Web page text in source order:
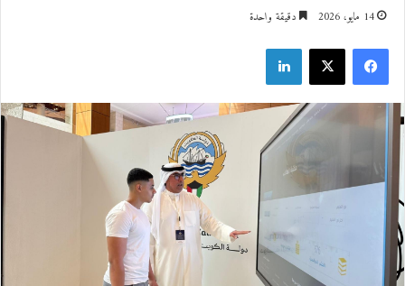
14 مايو، 2026 دقيقة واحدة
فيسبوك ‫X لينكدإن